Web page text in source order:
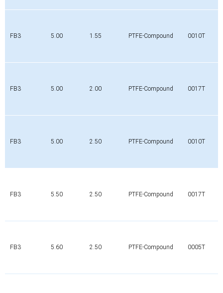
FB3 5.00 1.55 PTFE-Compound 0010T
FB3 5.00 2.00 PTFE-Compound 0017T
FB3 5.00 2.50 PTFE-Compound 0010T
FB3 5.50 2.50 PTFE-Compound 0017T
FB3 5.60 2.50 PTFE-Compound 0005T